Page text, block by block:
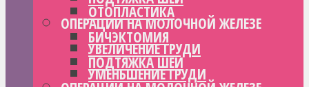
ОПЕРАЦИИ НА МОЛОЧНОЙ ЖЕЛЕЗЕ
УВЕЛИЧЕНИЕ ГРУДИ
УМЕНЬШЕНИЕ ГРУДИ
ОТОПЛАСТИКА
БИЧЭКТОМИЯ
ПОДТЯЖКА ШЕИ